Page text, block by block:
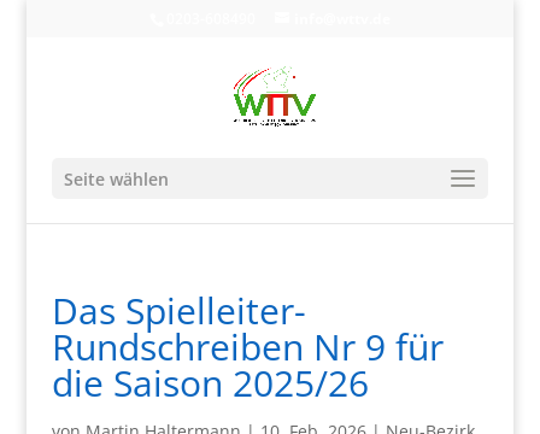
Seite wählen
Das Spielleiter-
Rundschreiben Nr 9 für
die Saison 2025/26